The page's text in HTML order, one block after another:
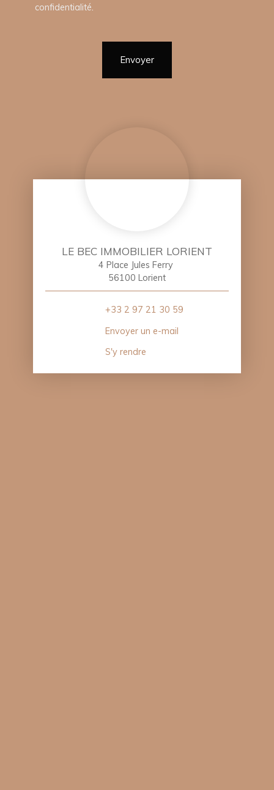
confidentialité.
Envoyer
LE BEC IMMOBILIER LORIENT
4 Place Jules Ferry
56100 Lorient
+33 2 97 21 30 59
Envoyer un e-mail
S'y rendre